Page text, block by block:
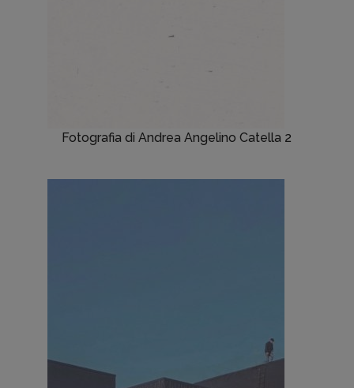
Fotografia di Andrea Angelino Catella 2